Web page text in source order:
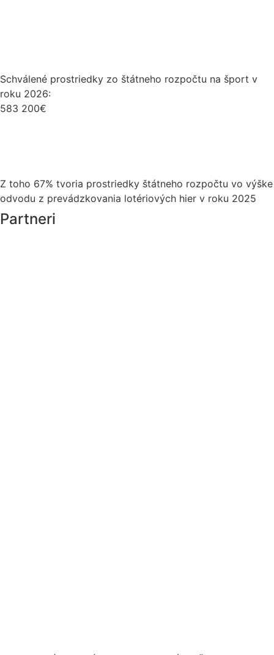
Schválené prostriedky zo štátneho rozpočtu na šport v
roku 2026:
583 200€
Z toho 67% tvoria prostriedky štátneho rozpočtu vo výške
odvodu z prevádzkovania lotériových hier v roku 2025
Partneri